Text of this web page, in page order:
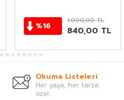
%16
1.000,00TL
840,00 TL
Okuma Listeleri
Her yaşa, her tarza
özel.